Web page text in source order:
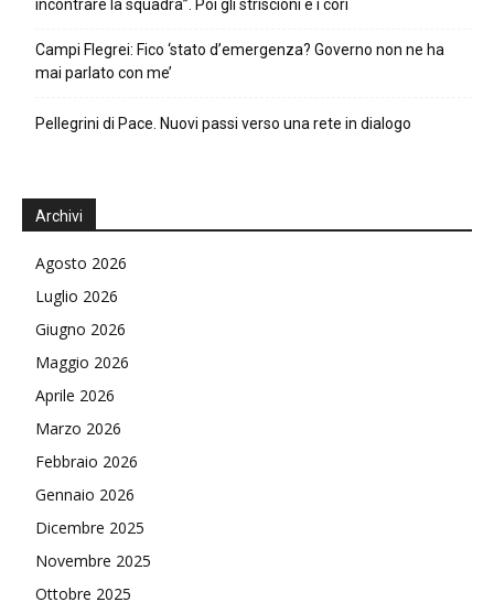
incontrare la squadra”. Poi gli striscioni e i cori
Campi Flegrei: Fico ‘stato d’emergenza? Governo non ne ha
mai parlato con me’
Pellegrini di Pace. Nuovi passi verso una rete in dialogo
Archivi
Agosto 2026
Luglio 2026
Giugno 2026
Maggio 2026
Aprile 2026
Marzo 2026
Febbraio 2026
Gennaio 2026
Dicembre 2025
Novembre 2025
Ottobre 2025